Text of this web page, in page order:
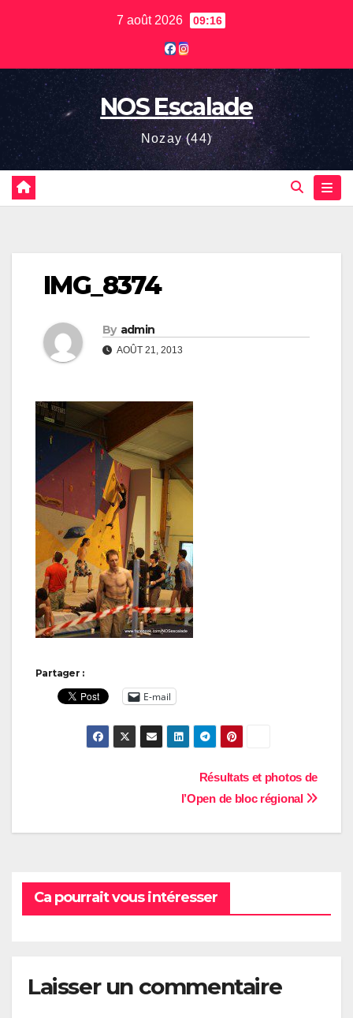
7 août 2026 09:16
NOS Escalade
Nozay (44)
IMG_8374
By admin
AOÛT 21, 2013
Partager :
E-mail
Résultats et photos de
l’Open de bloc régional
Ca pourrait vous intéresser
Laisser un commentaire